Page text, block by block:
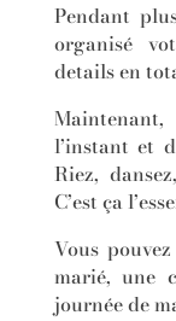
Pendant
organisé
details en
l’instant et
Riez,
C’est ça
Vous
marié, une
journée de